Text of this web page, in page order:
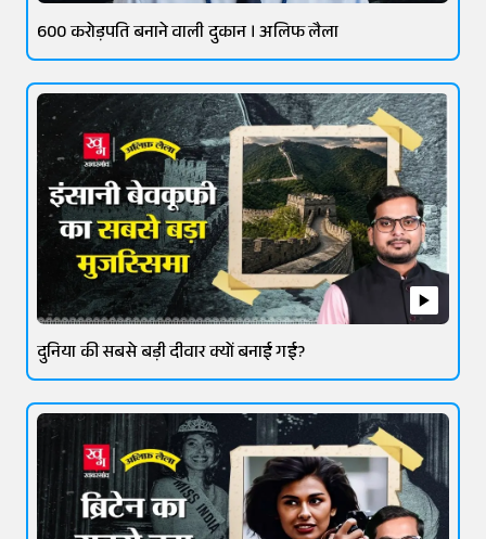
600 करोड़पति बनाने वाली दुकान । अलिफ लैला
दुनिया की सबसे बड़ी दीवार क्यों बनाई गई?